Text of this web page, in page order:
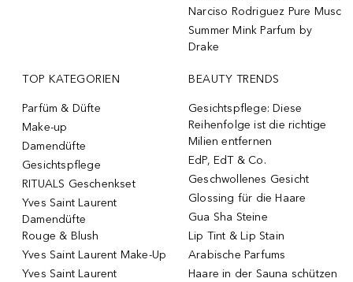
Narciso Rodriguez Pure Musc
Summer Mink Parfum by
Drake
TOP KATEGORIEN
Parfüm & Düfte
Make-up
Damendüfte
Gesichtspflege
RITUALS Geschenkset
Yves Saint Laurent
Damendüfte
Rouge & Blush
Yves Saint Laurent Make-Up
Yves Saint Laurent
BEAUTY TRENDS
Gesichtspflege: Diese
Reihenfolge ist die richtige
Milien entfernen
EdP, EdT & Co.
Geschwollenes Gesicht
Glossing für die Haare
Gua Sha Steine
Lip Tint & Lip Stain
Arabische Parfums
Haare in der Sauna schützen